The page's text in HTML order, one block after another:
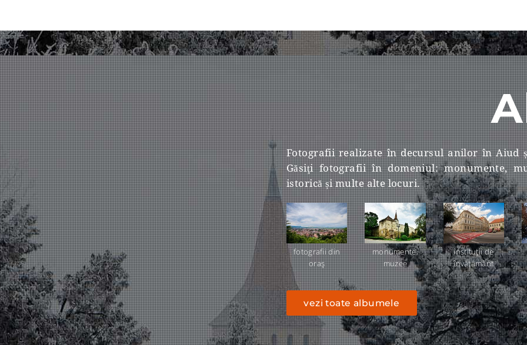
Fotografii realizate în decursul anilor în
Găsiţi fotografii în domeniul: monumente,
istorică și multe alte locuri.
fotografii din
oraş
monumente,
muzee
instituţii de
învăţământ
vezi toate albumele